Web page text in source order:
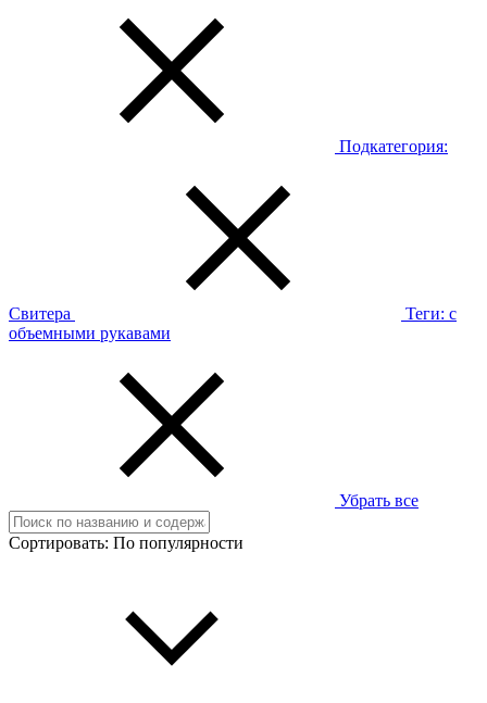
Подкатегория:
Свитера Теги: с
объемными рукавами
Убрать все
Сортировать: По популярности